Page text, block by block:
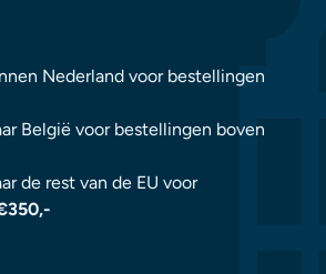
Nederland voor bestellingen
België voor bestellingen boven
de rest van de EU voor